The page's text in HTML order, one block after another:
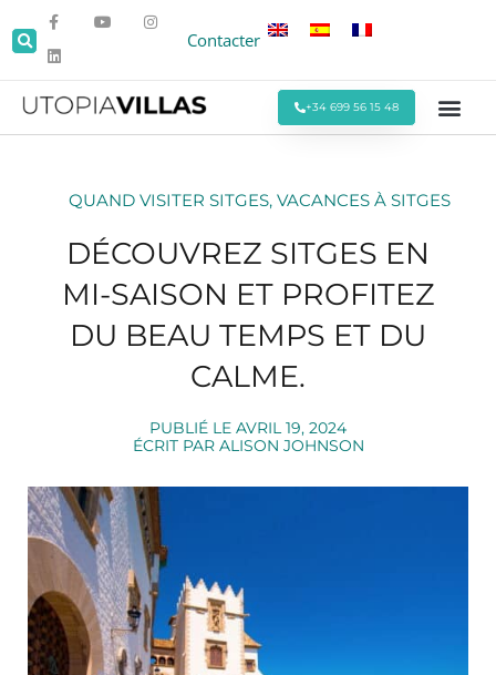
Contacter
+34 699 56 15 48
QUAND VISITER SITGES, VACANCES À SITGES
DÉCOUVREZ SITGES EN
MI-SAISON ET PROFITEZ
DU BEAU TEMPS ET DU
CALME.
PUBLIÉ LE AVRIL 19, 2024
ÉCRIT PARALISON JOHNSON